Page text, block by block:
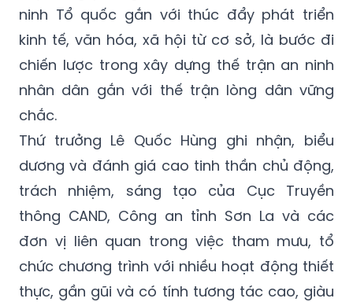
ninh Tổ quốc gắn với thúc đẩy phát triển
kinh tế, văn hóa, xã hội từ cơ sở, là bước đi
chiến lược trong xây dựng thế trận an ninh
nhân dân gắn với thế trận lòng dân vững
chắc.
Thứ trưởng Lê Quốc Hùng ghi nhận, biểu
dương và đánh giá cao tinh thần chủ động,
trách nhiệm, sáng tạo của Cục Truyền
thông CAND, Công an tỉnh Sơn La và các
đơn vị liên quan trong việc tham mưu, tổ
chức chương trình với nhiều hoạt động thiết
thực, gần gũi và có tính tương tác cao, giàu